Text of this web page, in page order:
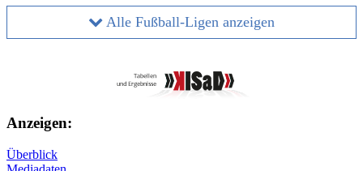
Alle Fußball-Ligen anzeigen
Anzeigen:
Überblick